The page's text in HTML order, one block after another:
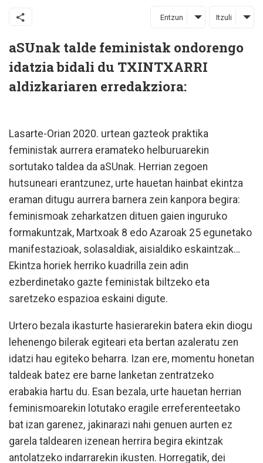
Entzun Itzuli
aSUnak talde feministak ondorengo
idatzia bidali du TXINTXARRI
aldizkariaren erredakziora:
Lasarte-Orian 2020. urtean gazteok praktika
feministak aurrera eramateko helburuarekin
sortutako taldea da aSUnak. Herrian zegoen
hutsuneari erantzunez, urte hauetan hainbat ekintza
eraman ditugu aurrera barnera zein kanpora begira:
feminismoak zeharkatzen dituen gaien inguruko
formakuntzak, Martxoak 8 edo Azaroak 25 egunetako
manifestazioak, solasaldiak, aisialdiko eskaintzak…
Ekintza horiek herriko kuadrilla zein adin
ezberdinetako gazte feministak biltzeko eta
saretzeko espazioa eskaini digute.
Urtero bezala ikasturte hasierarekin batera ekin diogu
lehenengo bilerak egiteari eta bertan azaleratu zen
idatzi hau egiteko beharra. Izan ere, momentu honetan
taldeak batez ere barne lanketan zentratzeko
erabakia hartu du. Esan bezala, urte hauetan herrian
feminismoarekin lotutako eragile erreferenteetako
bat izan garenez, jakinarazi nahi genuen aurten ez
garela taldearen izenean herrira begira ekintzak
antolatzeko indarrarekin ikusten. Horregatik, dei